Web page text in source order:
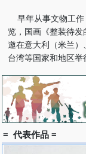
早年从事文物工作
览，国画《整装待
邀在意大利（米兰）
台湾等国家和地区举
= 代表作品 =